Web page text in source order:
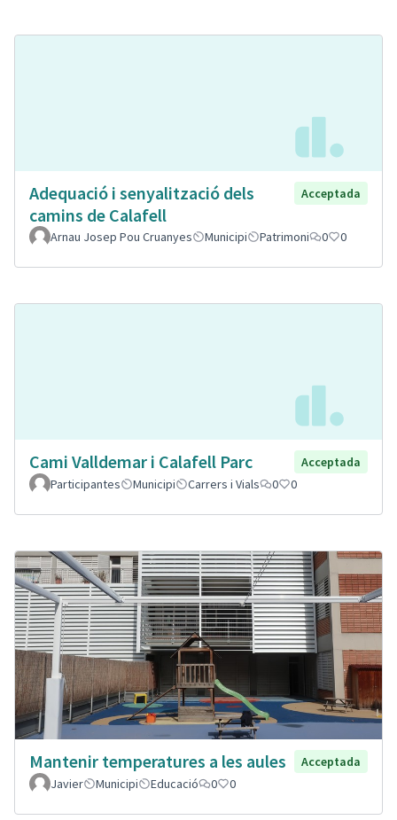
Adequació i senyalització dels
camins de Calafell
Acceptada
Arnau Josep Pou Cruanyes Municipi Patrimoni 0 0
Cami Valldemar i Calafell Parc
Acceptada
Participantes
Municipi Carrers i Vials 0 0
Mantenir temperatures a les aules
Acceptada
Javier
Municipi Educació 0 0